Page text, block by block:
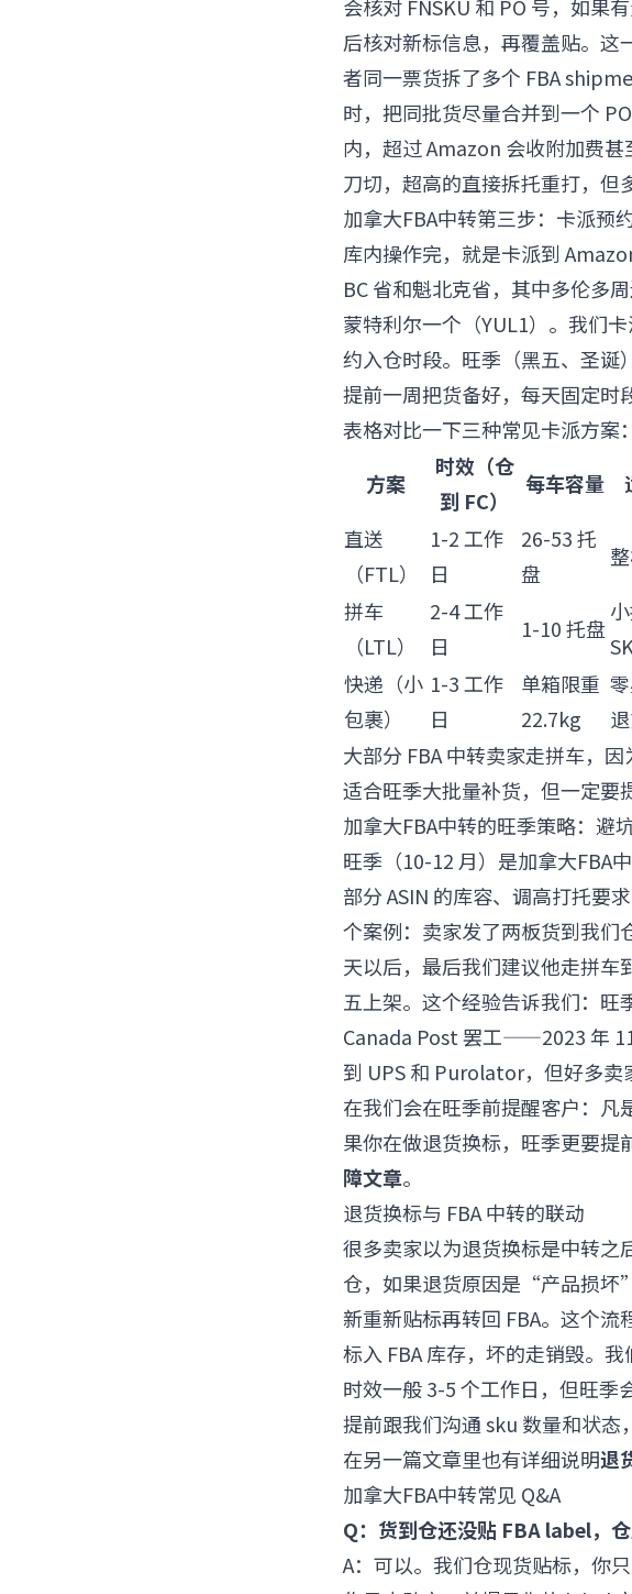
会核对 FNSKU 和 PO 号，如果
后核对新标信息，再覆盖贴。这
者同一票货拆了多个 FBA
时，把同批货尽量合并到一个
内，超过 Amazon 会收附加费
刀切，超高的直接拆托重打，但
加拿大FBA中转第三步：卡派预
库内操作完，就是卡派到
BC 省和魁北克省，其中多伦多
蒙特利尔一个（YUL1）。我们
约入仓时段。旺季（黑五、圣诞
提前一周把货备好，每天固定时
表格对比一下三种常见卡派方案
方案
时效（仓
到 FC）
每车容量
直送
（FTL）
1-2 工作
日
26-53 托
盘
拼车
（LTL）
2-4 工作
日
1-10 托盘
快递（小
包裹）
1-3 工作
日
单箱限重
22.7kg
零
大部分 FBA 中转卖家走拼车，
适合旺季大批量补货，但一定要
加拿大FBA中转的旺季策略：避
旺季（10-12 月）是加拿大FBA
部分 ASIN 的库容、调高打托要
个案例：卖家发了两板货到我们
天以后，最后我们建议他走拼车
五上架。这个经验告诉我们：旺
Canada Post 罢工——2023 年
到 UPS 和 Purolator，但好多
在我们会在旺季前提醒客户：凡
果你在做退货换标，旺季更要提
障文章。
退货换标与 FBA 中转的联动
很多卖家以为退货换标是中转之
仓，如果退货原因是“产品损
新重新贴标再转回 FBA。这个
标入 FBA 库存，坏的走销毁。
时效一般 3-5 个工作日，但旺季
提前跟我们沟通 sku 数量和状态
在另一篇文章里也有详细说明退
加拿大FBA中转常见 Q&A
Q：货到仓还没贴 FBA label，
A：可以。我们仓现货贴标，你